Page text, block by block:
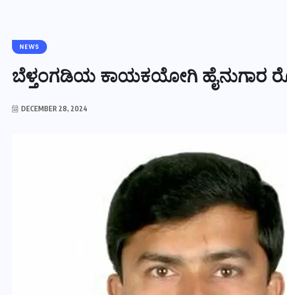
NEWS
ಬೆಳ್ತಂಗಡಿಯ ಕಾಯಕಯೋಗಿ ಹೈನುಗಾರ
DECEMBER 28, 2024